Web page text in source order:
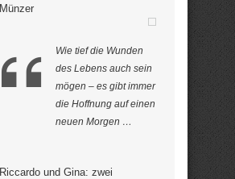
Münzer
Wie tief die Wunden
des Lebens auch sein
mögen – es gibt immer
die Hoffnung auf einen
neuen Morgen …
Riccardo und Gina: zwei